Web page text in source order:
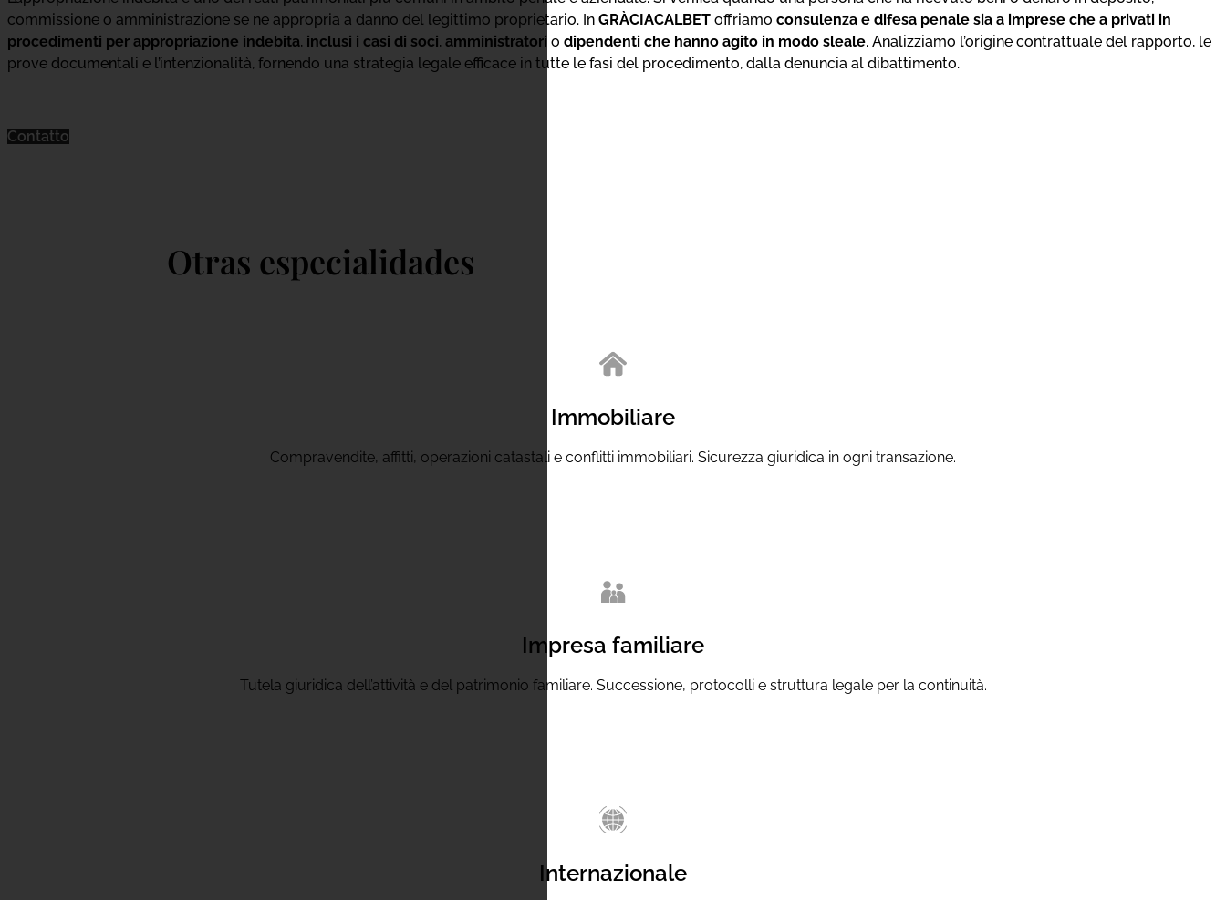
commissione o amministrazione se ne appropria a danno del legittimo proprietario. In GRÀCIACALBET offriamo consulenza e difesa penale sia a imprese che a privati in
procedimenti per appropriazione indebita, inclusi i casi di soci, amministratori o dipendenti che hanno agito in modo sleale. Analizziamo l’origine contrattuale del rapporto, le
prove documentali e l’intenzionalità, fornendo una strategia legale efficace in tutte le fasi del procedimento, dalla denuncia al dibattimento.
Contatto
Otras especialidades
Immobiliare
Compravendite, affitti, operazioni catastali e conflitti immobiliari. Sicurezza giuridica in ogni transazione.
Impresa familiare
Tutela giuridica dell’attività e del patrimonio familiare. Successione, protocolli e struttura legale per la continuità.
Internazionale